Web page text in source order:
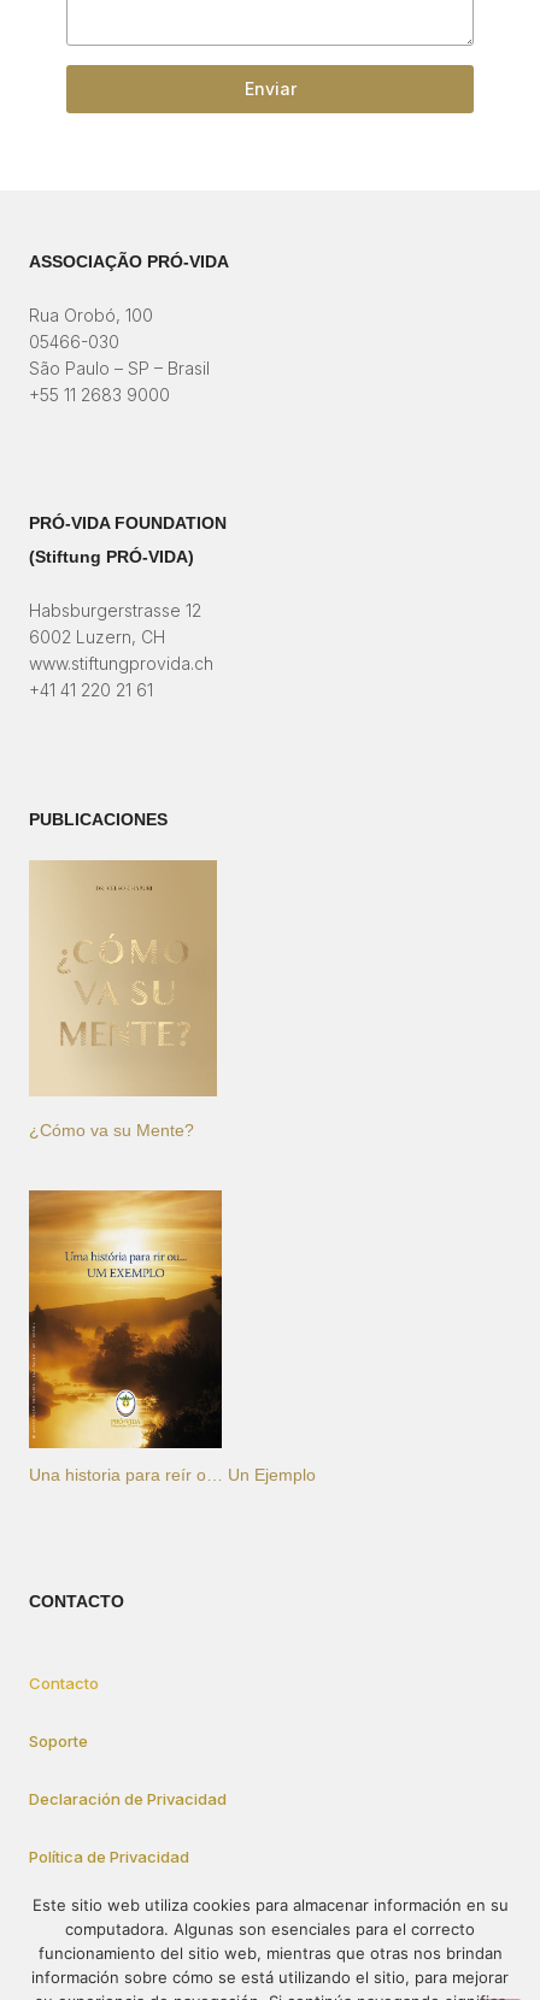
Enviar
ASSOCIAÇÃO PRÓ-VIDA
Rua Orobó, 100
05466-030
São Paulo – SP – Brasil
+55 11 2683 9000
PRÓ-VIDA FOUNDATION
(Stiftung PRÓ-VIDA)​
Habsburgerstrasse 12
6002 Luzern, CH
www.stiftungprovida.ch
+41 41 220 21 61
PUBLICACIONES
¿Cómo va su Mente?
Una historia para reír o… Un Ejemplo
CONTACTO
Contacto
Soporte
Declaración de Privacidad
Política de Privacidad
Cómo Participar
Este sitio web utiliza cookies para almacenar información en su
computadora. Algunas son esenciales para el correcto
funcionamiento del sitio web, mientras que otras nos brindan
información sobre cómo se está utilizando el sitio, para mejorar